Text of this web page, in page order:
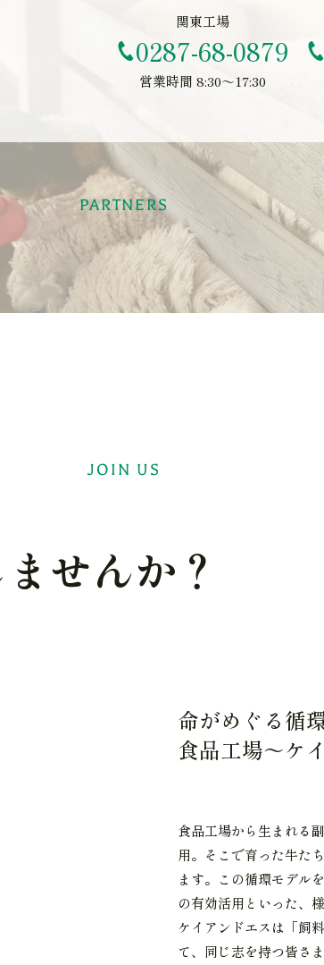
関東工場
0287-68-0879
営業時間 8:30～17:30
PARTNERS
JOIN US
せんか？
命がめぐる循
食品工場～ケ
食品工場から生まれる
用。そこで育った牛た
ます。この循環モデル
の有効活用といった、
ケイアンドエスは「飼
て、同じ志を持つ皆さ